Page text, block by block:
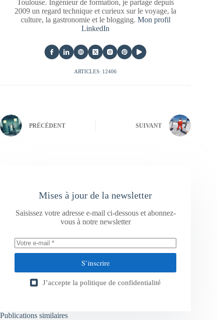
Toulouse. Ingénieur de formation, je partage depuis
2009 un regard technique et curieux sur le voyage, la
culture, la gastronomie et le blogging. Mon profil
LinkedIn
ARTICLES: 12406
PRÉCÉDENT SUIVANT
Mises à jour de la newsletter
Saisissez votre adresse e-mail ci-dessous et abonnez-
vous à notre newsletter
S’inscrire
J’accepte la politique de confidentialité
Publications similaires